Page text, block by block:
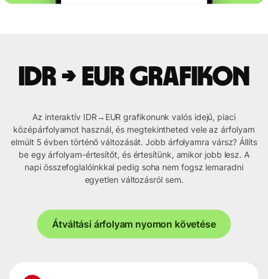
IDR → EUR grafikon
Az interaktív IDR→EUR grafikonunk valós idejű, piaci
középárfolyamot használ, és megtekintheted vele az árfolyam
elmúlt 5 évben történő változását. Jobb árfolyamra vársz? Állíts
be egy árfolyam-értesítőt, és értesítünk, amikor jobb lesz. A
napi összefoglalóinkkal pedig soha nem fogsz lemaradni
egyetlen változásról sem.
Átváltási árfolyam nyomon követése